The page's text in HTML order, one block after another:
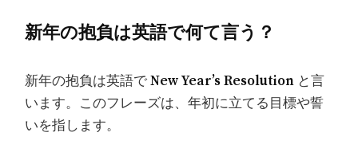
新年の抱負は英語で何て言う？
新年の抱負は英語でNew Year’s Resolution と言
います。このフレーズは、年初に立てる目標や誓
いを指します。